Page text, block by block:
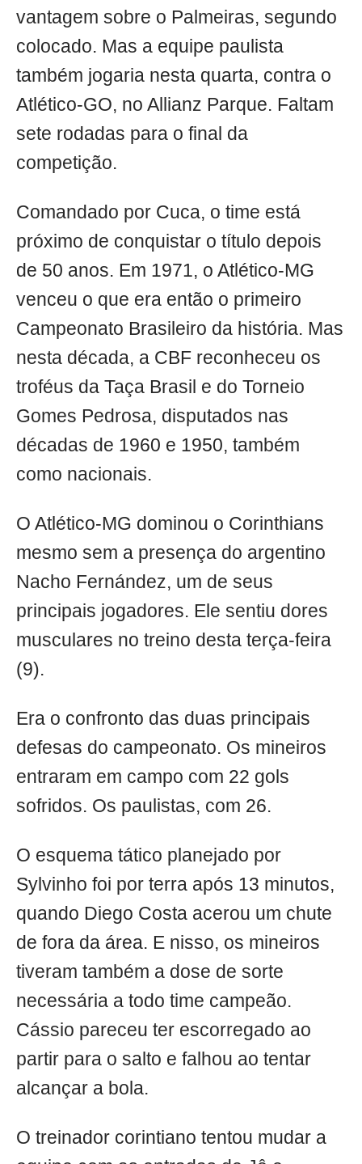
vantagem sobre o Palmeiras, segundo
colocado. Mas a equipe paulista
também jogaria nesta quarta, contra o
Atlético-GO, no Allianz Parque. Faltam
sete rodadas para o final da
competição.
Comandado por Cuca, o time está
próximo de conquistar o título depois
de 50 anos. Em 1971, o Atlético-MG
venceu o que era então o primeiro
Campeonato Brasileiro da história. Mas
nesta década, a CBF reconheceu os
troféus da Taça Brasil e do Torneio
Gomes Pedrosa, disputados nas
décadas de 1960 e 1950, também
como nacionais.
O Atlético-MG dominou o Corinthians
mesmo sem a presença do argentino
Nacho Fernández, um de seus
principais jogadores. Ele sentiu dores
musculares no treino desta terça-feira
(9).
Era o confronto das duas principais
defesas do campeonato. Os mineiros
entraram em campo com 22 gols
sofridos. Os paulistas, com 26.
O esquema tático planejado por
Sylvinho foi por terra após 13 minutos,
quando Diego Costa acerou um chute
de fora da área. E nisso, os mineiros
tiveram também a dose de sorte
necessária a todo time campeão.
Cássio pareceu ter escorregado ao
partir para o salto e falhou ao tentar
alcançar a bola.
O treinador corintiano tentou mudar a